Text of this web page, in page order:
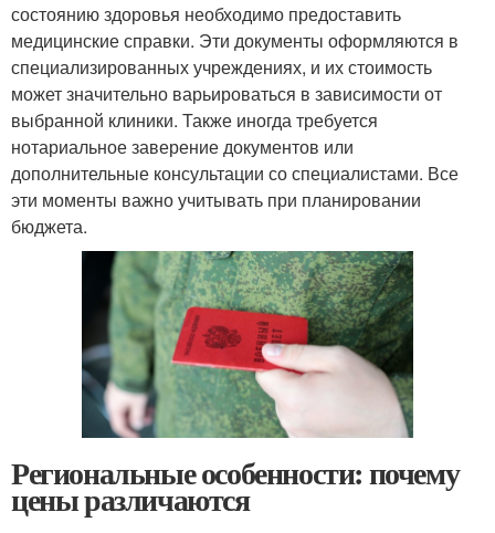
состоянию здоровья необходимо предоставить
медицинские справки. Эти документы оформляются в
специализированных учреждениях, и их стоимость
может значительно варьироваться в зависимости от
выбранной клиники. Также иногда требуется
нотариальное заверение документов или
дополнительные консультации со специалистами. Все
эти моменты важно учитывать при планировании
бюджета.
Региональные особенности: почему
цены различаются